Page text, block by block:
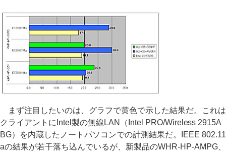
まず注目したいのは、グラフで黄色で示した結果だ。これは
クライアントにIntel製の無線LAN（Intel PRO/Wireless 2915A
BG）を内蔵したノートパソコンでの計測結果だ。IEEE 802.11
aの結果が若干落ち込んでいるが、新製品のWHR-HP-AMPG、